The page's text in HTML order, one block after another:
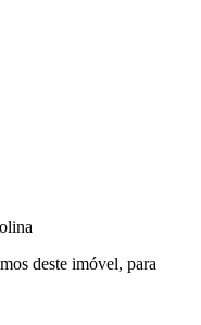
deste imóvel, para